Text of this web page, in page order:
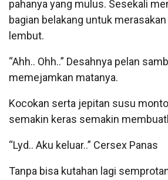
pahanya yang mulus. Sesekali
bagian belakang untuk
lembut.
“Ahh.. Ohh..” Desahnya pelan
memejamkan matanya.
Kocokan serta jepitan susu
semakin keras semakin
“Lyd.. Aku keluar..” Cersex Panas
Tanpa bisa kutahan lagi